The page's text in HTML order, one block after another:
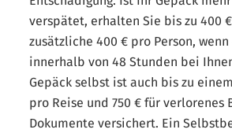
verspätet, erhalten Sie bis zu 400
zusätzliche 400 € pro Person,
innerhalb von 48 Stunden bei
Gepäck selbst ist auch bis zu
pro Reise und 750 € für verlorenes
Dokumente versichert. Ein